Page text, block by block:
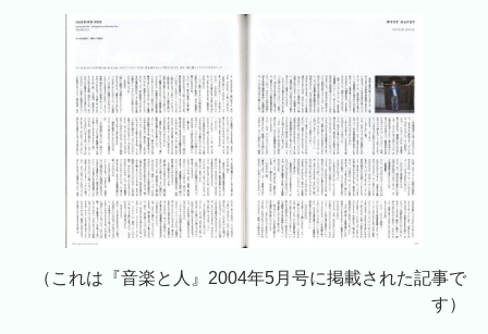
（これは『音楽と人』2004年5月号に掲載された記事で
す）